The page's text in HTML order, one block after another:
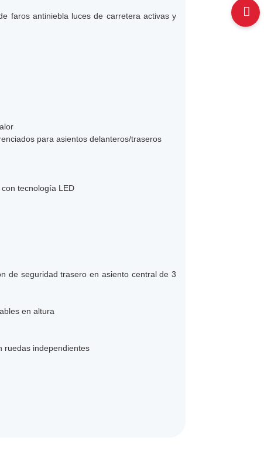
faros antiniebla luces de carretera activas y
para asientos delanteros/traseros
tecnología LED
de seguridad trasero en asiento central de 3
en altura
ruedas independientes